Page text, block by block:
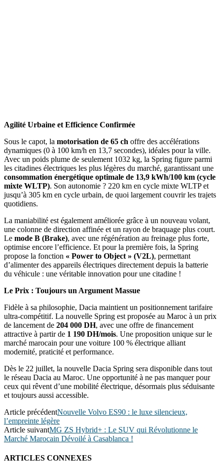
Agilité Urbaine et Efficience Confirmée
Sous le capot, la motorisation de 65 ch offre des accélérations
dynamiques (0 à 100 km/h en 13,7 secondes), idéales pour la ville.
Avec un poids plume de seulement 1032 kg, la Spring figure parmi
les citadines électriques les plus légères du marché, garantissant une
consommation énergétique optimale de 13,9 kWh/100 km (cycle
mixte WLTP). Son autonomie ? 220 km en cycle mixte WLTP et
jusqu’à 305 km en cycle urbain, de quoi largement couvrir les trajets
quotidiens.
La maniabilité est également améliorée grâce à un nouveau volant,
une colonne de direction affinée et un rayon de braquage plus court.
Le mode B (Brake), avec une régénération au freinage plus forte,
optimise encore l’efficience. Et pour la première fois, la Spring
propose la fonction « Power to Object » (V2L), permettant
d’alimenter des appareils électriques directement depuis la batterie
du véhicule : une véritable innovation pour une citadine !
Le Prix : Toujours un Argument Massue
Fidèle à sa philosophie, Dacia maintient un positionnement tarifaire
ultra-compétitif. La nouvelle Spring est proposée au Maroc à un prix
de lancement de 204 000 DH, avec une offre de financement
attractive à partir de 1 190 DH/mois. Une proposition unique sur le
marché marocain pour une voiture 100 % électrique alliant
modernité, praticité et performance.
Dès le 22 juillet, la nouvelle Dacia Spring sera disponible dans tout
le réseau Dacia au Maroc. Une opportunité à ne pas manquer pour
ceux qui rêvent d’une mobilité électrique, désormais plus séduisante
et toujours aussi accessible.
Article précédentNouvelle Volvo ES90 : le luxe silencieux,
l’empreinte légère
Article suivantMG ZS Hybrid+ : Le SUV qui Révolutionne le
Marché Marocain Dévoilé à Casablanca !
ARTICLES CONNEXES